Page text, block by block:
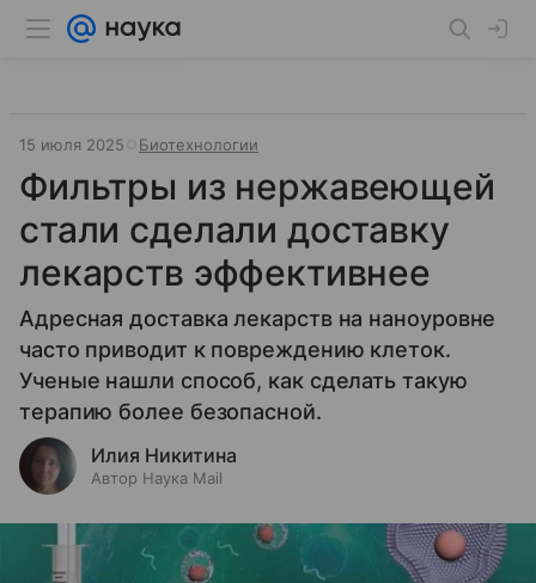
15 июля 2025 Биотехнологии
Фильтры из нержавеющей
стали сделали доставку
лекарств эффективнее
Адресная доставка лекарств на наноуровне
часто приводит к повреждению клеток.
Ученые нашли способ, как сделать такую
терапию более безопасной.
Илия Никитина
Автор Наука Mail